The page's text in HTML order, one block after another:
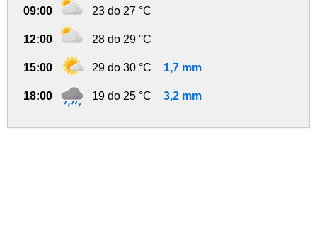
09:00 23 do 27 °C
12:00 28 do 29 °C
15:00 29 do 30 °C 1,7 mm
18:00 19 do 25 °C 3,2 mm